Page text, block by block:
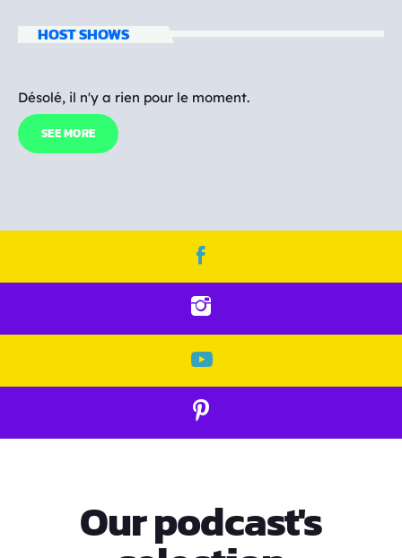
HOST SHOWS
Désolé, il n'y a rien pour le moment.
SEE MORE
Our podcast's